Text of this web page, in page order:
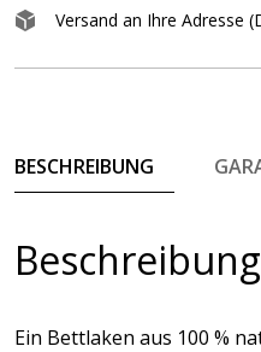
Versand an Ihre Adresse
BESCHREIBUNG
Beschreibung
Ein Bettlaken aus 100 %